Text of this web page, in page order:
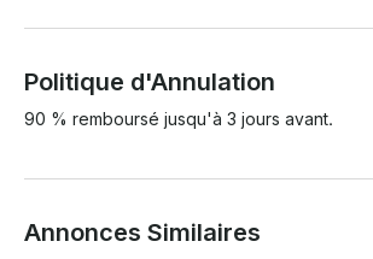
Politique d'Annulation
90 % remboursé jusqu'à 3 jours avant.
Annonces Similaires